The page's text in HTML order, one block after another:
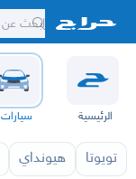
الرئيسية سيارات
تويوتا هيونداي